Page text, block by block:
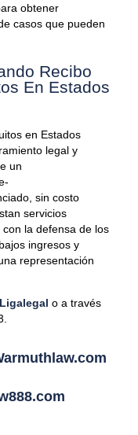
obtener
casos que pueden
Recibo
En Estados
en Estados
legal y
un
sin costo
servicios
la defensa de los
ingresos y
representación
Ligalegal o a través